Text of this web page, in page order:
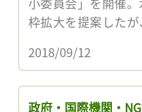
枠拡大を提案した
2018/09/12
政府・国際機関・